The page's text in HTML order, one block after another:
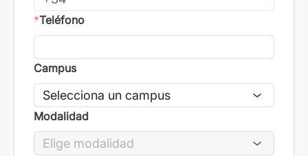
*Teléfono
Campus
Modalidad